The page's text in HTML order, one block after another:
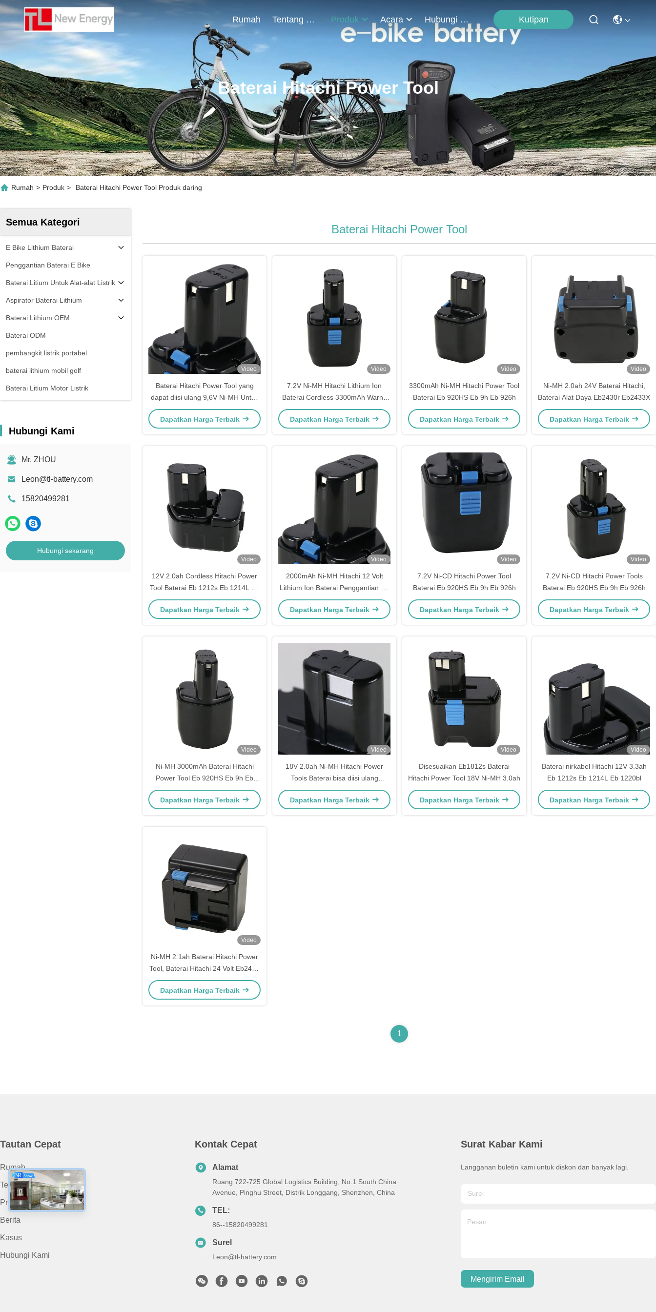
Rumah Tentang Kami Produk Acara Hubungi Kami Kutipan
Baterai Hitachi Power Tool
Rumah > Produk > Baterai Hitachi Power Tool Produk daring
Semua Kategori
E Bike Lithium Baterai
Penggantian Baterai E Bike
Baterai Litium Untuk Alat-alat Listrik
Aspirator Baterai Lithium
Baterai Lithium OEM
Baterai ODM
pembangkit listrik portabel
baterai lithium mobil golf
Baterai Litium Motor Listrik
Hubungi Kami
Mr. ZHOU
Leon@tl-battery.com
15820499281
Hubungi sekarang
Baterai Hitachi Power Tool
Video
Baterai Hitachi Power Tool yang
dapat diisi ulang 9,6V Ni-MH Untuk
Hitachi Cordless Tool
Dapatkan Harga Terbaik
Video
7.2V Ni-MH Hitachi Lithium Ion
Baterai Cordless 3300mAh Warna
Hitam
Dapatkan Harga Terbaik
Video
3300mAh Ni-MH Hitachi Power Tool
Baterai Eb 920HS Eb 9h Eb 926h
Dapatkan Harga Terbaik
Video
Ni-MH 2.0ah 24V Baterai Hitachi,
Baterai Alat Daya Eb2430r Eb2433X
Dapatkan Harga Terbaik
Video
12V 2.0ah Cordless Hitachi Power
Tool Baterai Eb 1212s Eb 1214L Eb
1220bl
Dapatkan Harga Terbaik
Video
2000mAh Ni-MH Hitachi 12 Volt
Lithium Ion Baterai Penggantian Eb
1230h
Dapatkan Harga Terbaik
Video
7.2V Ni-CD Hitachi Power Tool
Baterai Eb 920HS Eb 9h Eb 926h
Dapatkan Harga Terbaik
Video
7.2V Ni-CD Hitachi Power Tools
Baterai Eb 920HS Eb 9h Eb 926h
Dapatkan Harga Terbaik
Video
Ni-MH 3000mAh Baterai Hitachi
Power Tool Eb 920HS Eb 9h Eb
926h
Dapatkan Harga Terbaik
Video
18V 2.0ah Ni-MH Hitachi Power
Tools Baterai bisa diisi ulang
Eb1812
Dapatkan Harga Terbaik
Video
Disesuaikan Eb1812s Baterai
Hitachi Power Tool 18V Ni-MH 3.0ah
Dapatkan Harga Terbaik
Video
Baterai nirkabel Hitachi 12V 3.3ah
Eb 1212s Eb 1214L Eb 1220bl
Dapatkan Harga Terbaik
Video
Ni-MH 2.1ah Baterai Hitachi Power
Tool, Baterai Hitachi 24 Volt Eb2420
Eb2430ha
Dapatkan Harga Terbaik
1
Tautan Cepat
Rumah
Tentang Kami
Produk
Berita
Kasus
Hubungi Kami
Kontak Cepat
Alamat
Ruang 722-725 Global Logistics Building, No.1 South China
Avenue, Pinghu Street, Distrik Longgang, Shenzhen, China
TEL:
86--15820499281
Surel
Leon@tl-battery.com
Surat Kabar Kami
Langganan buletin kami untuk diskon dan banyak lagi.
Mengirim Email